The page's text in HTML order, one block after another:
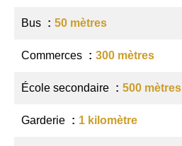
Bus 50 mètres
Commerces 300 mètres
École secondaire 500 mètres
Garderie 1 kilomètre